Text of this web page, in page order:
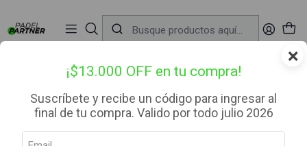
×
¡$13.000 OFF en tu compra!
Suscríbete y recibe un código para ingresar al
final de tu compra. Valido por todo julio 2026
📦 Envío Gratis desde $99.990 — Entrega en RM el mismo día🔥Compra
antes de las 12:00 hrs (día hábil) y recibe hoy mismo.